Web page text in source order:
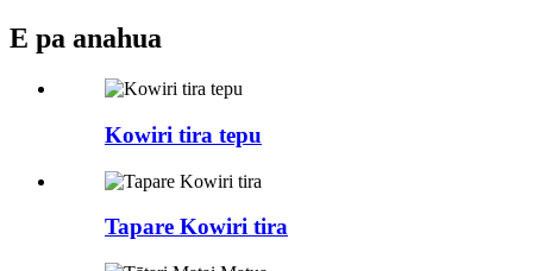
E pa anahua
Kowiri tira tepu
Tapare Kowiri tira